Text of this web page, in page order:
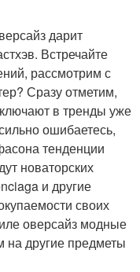
дарит
Встречайте
рассмотрим с
Сразу отметим,
в тренды уже
ошибаетесь,
тенденции
новаторских
и другие
своих
оверсайз модные
на другие предметы